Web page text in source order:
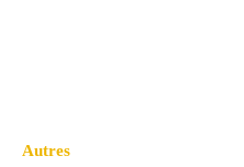
Autres